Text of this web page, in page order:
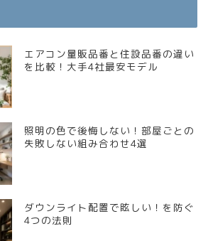
エアコン量販品番と住設品番の違い
を比較！大手4社最安モデル
照明の色で後悔しない！部屋ごとの
失敗しない組み合わせ4選
ダウンライト配置で眩しい！を防ぐ
4つの法則